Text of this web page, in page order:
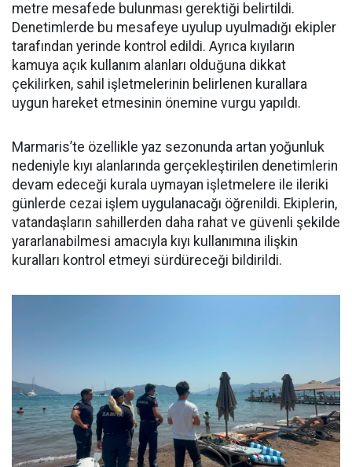
metre mesafede bulunması gerektiği belirtildi.
Denetimlerde bu mesafeye uyulup uyulmadığı ekipler
tarafından yerinde kontrol edildi. Ayrıca kıyıların
kamuya açık kullanım alanları olduğuna dikkat
çekilirken, sahil işletmelerinin belirlenen kurallara
uygun hareket etmesinin önemine vurgu yapıldı.
Marmaris’te özellikle yaz sezonunda artan yoğunluk
nedeniyle kıyı alanlarında gerçekleştirilen denetimlerin
devam edeceği kurala uymayan işletmelere ile ileriki
günlerde cezai işlem uygulanacağı öğrenildi. Ekiplerin,
vatandaşların sahillerden daha rahat ve güvenli şekilde
yararlanabilmesi amacıyla kıyı kullanımına ilişkin
kuralları kontrol etmeyi sürdüreceği bildirildi.